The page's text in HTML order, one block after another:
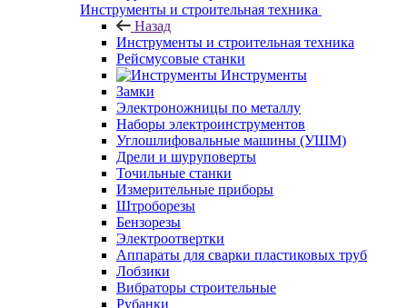
Инструменты и строительная техника
Назад
Инструменты и строительная техника
Рейсмусовые станки
Инструменты
Замки
Электроножницы по металлу
Наборы электроинструментов
Углошлифовальные машины (УШМ)
Дрели и шуруповерты
Точильные станки
Измерительные приборы
Штроборезы
Бензорезы
Электроотвертки
Аппараты для сварки пластиковых труб
Лобзики
Вибраторы строительные
Рубанки